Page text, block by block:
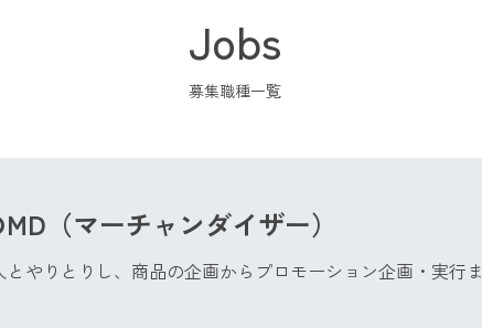
Jobs
募集職種一覧
（マーチャンダイザー）
やりとりし、商品の企画からプロモーション企画・実行ま